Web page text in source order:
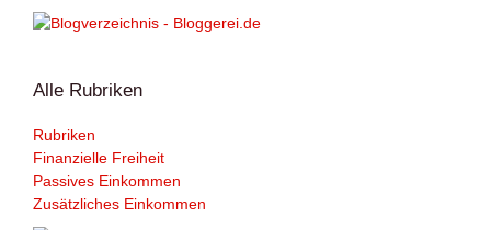
Alle Rubriken
Rubriken
Finanzielle Freiheit
Passives Einkommen
Zusätzliches Einkommen